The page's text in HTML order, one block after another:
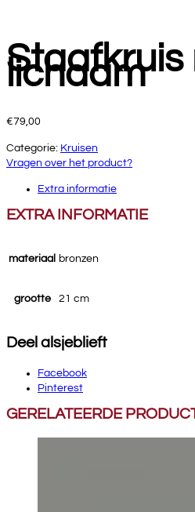
Staafkruis
lichaam
€79,00
Categorie: Kruisen
Vragen over het product?
Extra informatie
EXTRA INFORMATIE
materiaal bronzen
grootte 21 cm
Deel alsjeblieft
Facebook
Pinterest
GERELATEERDE